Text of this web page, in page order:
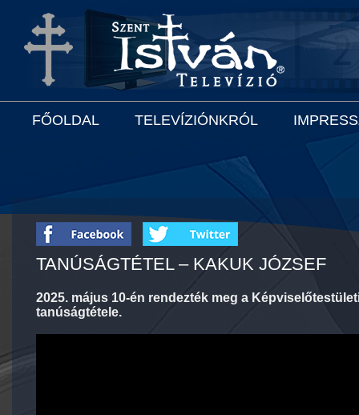
FŐOLDAL TELEVÍZIÓNKRÓL
TANÚSÁGTÉTEL – KAKUK JÓZSEF
2025. május 10-én rendezték meg a
tanúságtétele.